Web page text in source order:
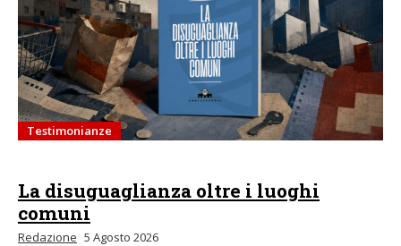
Testimonianze
La disuguaglianza oltre i luoghi
comuni
Redazione 5 Agosto 2026